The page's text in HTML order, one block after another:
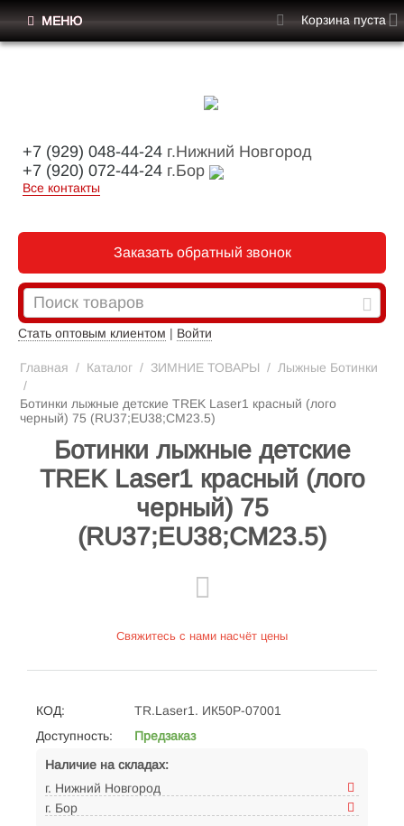
+7 (929) 048-44-24 г.Нижний Новгород
+7 (920) 072-44-24 г.Бор
Все контакты
Заказать обратный звонок
Стать оптовым клиентом | Войти
МЕНЮ Корзина пуста
Главная / Каталог / ЗИМНИЕ ТОВАРЫ / Лыжные Ботинки
/
Ботинки лыжные детские TREK Laser1 красный (лого
черный) 75 (RU37;EU38;CM23.5)
Ботинки лыжные детские
TREK Laser1 красный (лого
черный) 75
(RU37;EU38;CM23.5)
Свяжитесь с нами насчёт цены
КОД:
TR.Laser1. ИК50Р-07001
Доступность:
Предзаказ
Наличие на складах:
г. Нижний Новгород
г. Бор